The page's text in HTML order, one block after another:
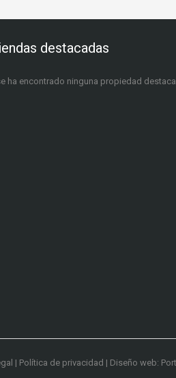
destacadas
ha encontrado ninguna propiedad
| Política de privacidad | Diseño web: